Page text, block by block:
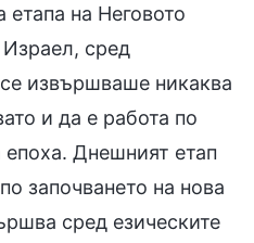
етапа на Неговото
сред
извършваше никаква
и да е работа по
епоха. Днешният етап
започването на нова
сред езическите